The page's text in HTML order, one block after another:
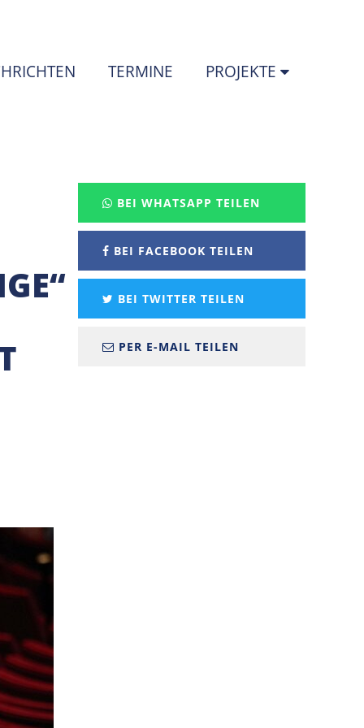
TERMINE PROJEKTE
BEI WHATSAPP TEILEN
BEI FACEBOOK TEILEN
BEI TWITTER TEILEN
PER E-MAIL TEILEN